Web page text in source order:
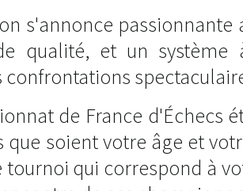
s'annonce passionnante
qualité, et un système
confrontations
de France d'Échecs
que soient votre âge et
qui correspond à